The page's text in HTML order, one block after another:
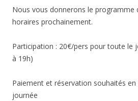
Nous vous donnerons le programme
horaires prochainement.
Participation : 20€/pers pour toute le
à 19h)
Paiement et réservation souhaités
journée